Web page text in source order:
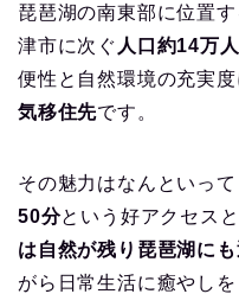
琵琶湖の南東部に位置す
津市に次ぐ 人口約14万
便性と自然環境の充実度
気移住先です。
その魅力はなんといっ
50分という好アクセス
は自然が残り琵琶湖に
がら日常生活に癒やし